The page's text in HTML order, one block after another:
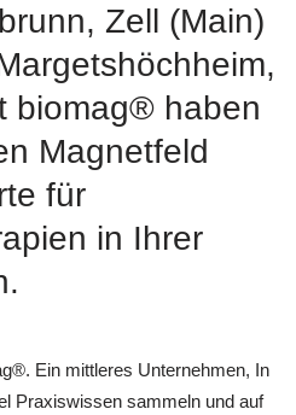
Zell (Main)
biomag® haben
Magnetfeld
für
in Ihrer
Ein mittleres Unternehmen, In
Praxiswissen sammeln und auf